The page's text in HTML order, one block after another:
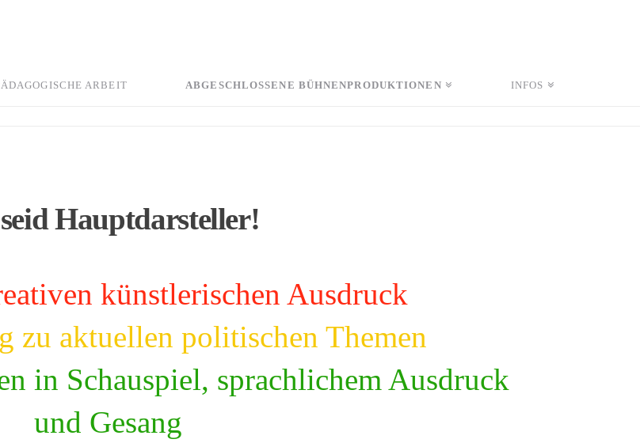
ARBEIT ABGESCHLOSSENE BÜHNENPRODUKTIONEN INFOS
Hauptdarsteller!
künstlerischen Ausdruck
zu aktuellen politischen Themen
in Schauspiel, sprachlichem Ausdruck
und Gesang